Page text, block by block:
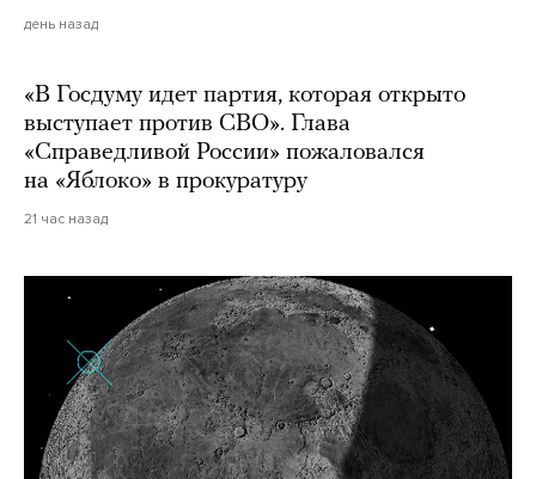
день назад
«В Госдуму идет партия, которая открыто
выступает против СВО». Глава
«Справедливой России» пожаловался
на «Яблоко» в прокуратуру
21 час назад